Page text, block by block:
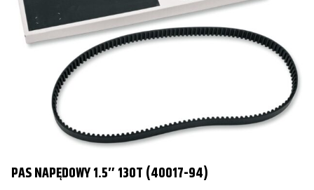
PAS NAPĘDOWY 1.5″ 130T (40017-94)